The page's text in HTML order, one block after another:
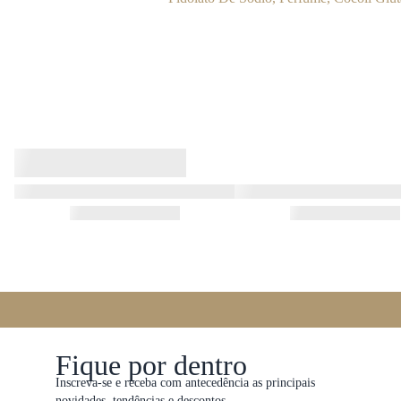
Fique por dentro
Inscreva-se e receba com antecedência as principais